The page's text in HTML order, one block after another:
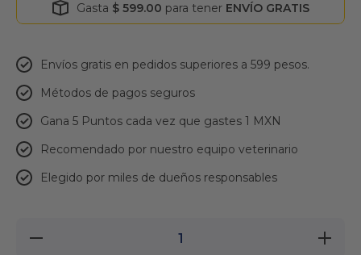
Gasta $ 599.00 para tener ENVÍO GRATIS
Envíos gratis en pedidos superiores a 599 pesos.
Métodos de pagos seguros
Gana 5 Puntos cada vez que gastes 1 MXN
Recomendado por nuestro equipo veterinario
Elegido por miles de dueños responsables
Reducir
Aumentar
cantidad